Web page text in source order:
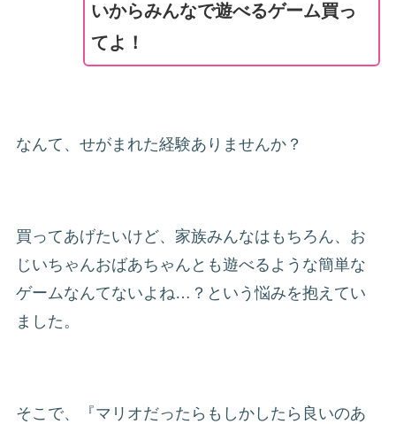
いからみんなで遊べるゲーム買っ
てよ！
なんて、せがまれた経験ありませんか？
買ってあげたいけど、家族みんなはもちろん、お
じいちゃんおばあちゃんとも遊べるような簡単な
ゲームなんてないよね…？という悩みを抱えてい
ました。
そこで、『マリオだったらもしかしたら良いのあ